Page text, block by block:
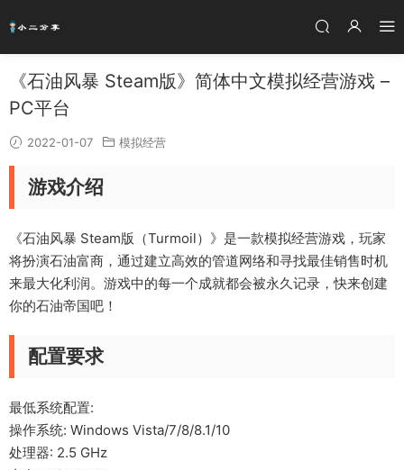
《石油风暴 Steam版》简体中文模拟经营游戏 –
PC平台
2022-01-07 模拟经营
游戏介绍
《石油风暴 Steam版（Turmoil）》是一款模拟经营游戏，玩家
将扮演石油富商，通过建立高效的管道网络和寻找最佳销售时机
来最大化利润。游戏中的每一个成就都会被永久记录，快来创建
你的石油帝国吧！
配置要求
最低系统配置:
操作系统: Windows Vista/7/8/8.1/10
处理器: 2.5 GHz